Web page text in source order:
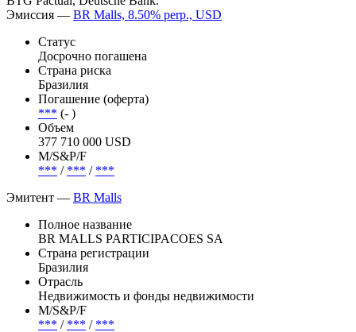
Эмиссия — BR Malls, 8.50% perp., USD
Статус
Досрочно погашена
Страна риска
Бразилия
Погашение (оферта)
*** (- )
Объем
377 710 000 USD
М/S&P/F
*** / *** / ***
Эмитент — BR Malls
Полное название
BR MALLS PARTICIPACOES SA
Страна регистрации
Бразилия
Отрасль
Недвижимость и фонды недвижимости
М/S&P/F
*** / *** / ***